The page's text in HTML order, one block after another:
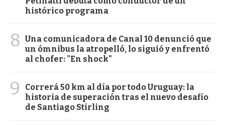
histórico programa
8 Una comunicadora de Canal 10 denunció que
un ómnibus la atropelló, lo siguió y enfrentó
al chofer: "En shock"
9
Correrá 50 km al día por todo Uruguay: la
historia de superación tras el nuevo desafío
de Santiago Stirling